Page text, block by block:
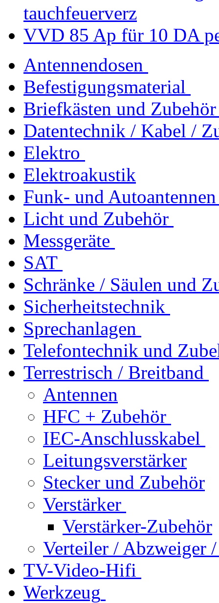
tauchfeuerverz
VVD 85 Ap für 10 DA
Antennendosen
Befestigungsmaterial
Briefkästen und Zubehör
Datentechnik / Kabel /
Elektro
Elektroakustik
Funk- und Autoantennen
Licht und Zubehör
Messgeräte
SAT
Schränke / Säulen und
Sicherheitstechnik
Sprechanlagen
Telefontechnik und
Terrestrisch / Breitband
Antennen
HFC + Zubehör
IEC-Anschlusskabel
Leitungsverstärker
Stecker und Zubehör
Verstärker
Verstärker-Zubehör
Verteiler / Abzweiger
TV-Video-Hifi
Werkzeug